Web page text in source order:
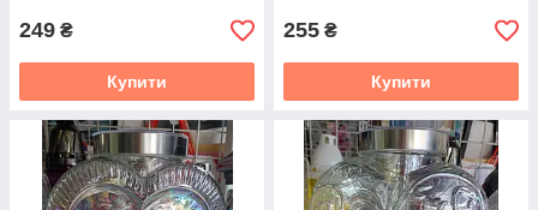
249 ₴
Купити
255 ₴
Купити